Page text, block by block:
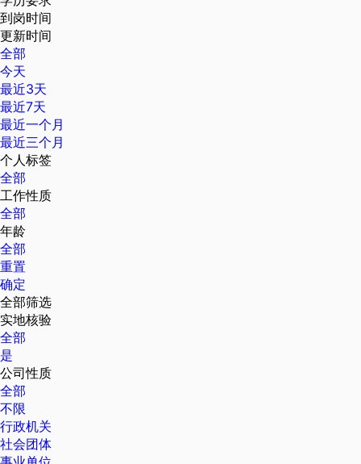
到岗时间
更新时间
全部
今天
最近3天
最近7天
最近一个月
最近三个月
个人标签
全部
工作性质
全部
年龄
全部
重置
确定
全部筛选
实地核验
全部
是
公司性质
全部
不限
行政机关
社会团体